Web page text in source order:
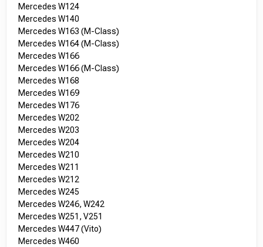
Mercedes W124
Mercedes W140
Mercedes W163 (M-Class)
Mercedes W164 (M-Class)
Mercedes W166
Mercedes W166 (M-Class)
Mercedes W168
Mercedes W169
Mercedes W176
Mercedes W202
Mercedes W203
Mercedes W204
Mercedes W210
Mercedes W211
Mercedes W212
Mercedes W245
Mercedes W246, W242
Mercedes W251, V251
Mercedes W447 (Vito)
Mercedes W460